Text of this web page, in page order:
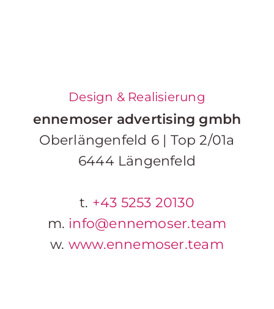
Design & Realisierung
ennemoser advertising gmbh
Oberlängenfeld 6 | Top 2/01a
6444 Längenfeld
t. +43 5253 20130
m. info@ennemoser.team
w. www.ennemoser.team